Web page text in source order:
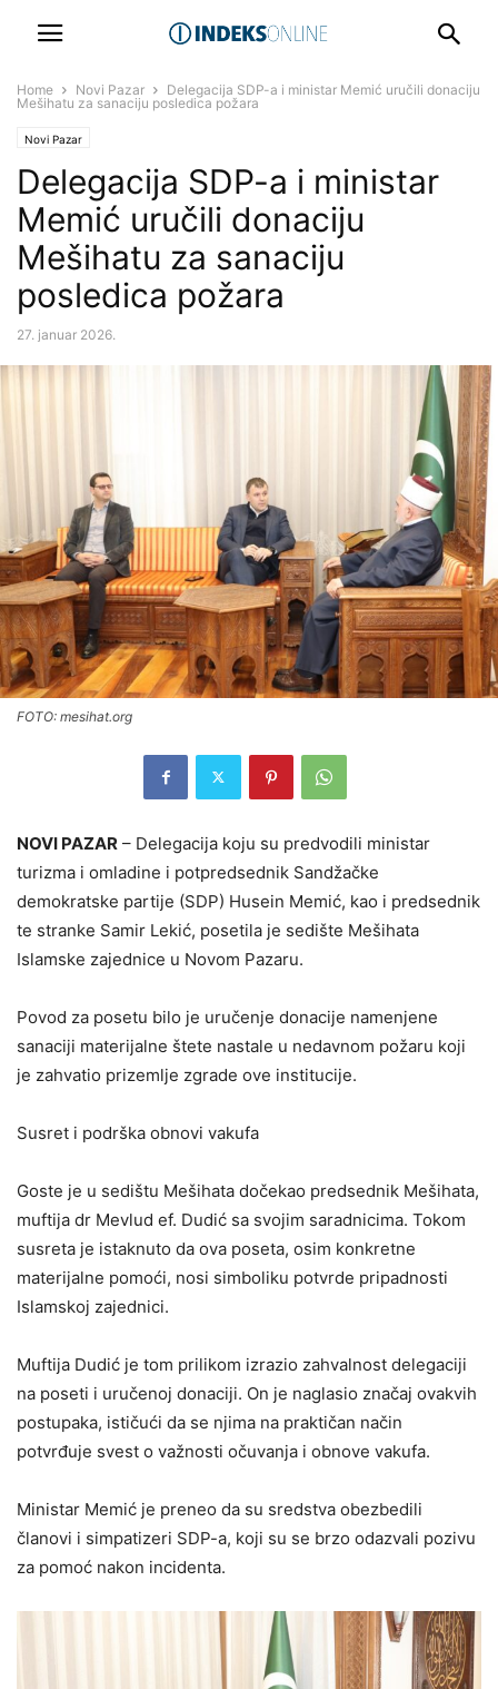
Home Novi Pazar
Delegacija SDP-a i ministar Memić uručili donaciju
Mešihatu za sanaciju posledica požara
Novi Pazar
Delegacija SDP-a i ministar
Memić uručili donaciju
Mešihatu za sanaciju
posledica požara
27. januar 2026.
FOTO: mesihat.org
NOVI PAZAR – Delegacija koju su predvodili ministar
turizma i omladine i potpredsednik Sandžačke
demokratske partije (SDP) Husein Memić, kao i predsednik
te stranke Samir Lekić, posetila je sedište Mešihata
Islamske zajednice u Novom Pazaru.
Povod za posetu bilo je uručenje donacije namenjene
sanaciji materijalne štete nastale u nedavnom požaru koji
je zahvatio prizemlje zgrade ove institucije.
Susret i podrška obnovi vakufa
Goste je u sedištu Mešihata dočekao predsednik Mešihata,
muftija dr Mevlud ef. Dudić sa svojim saradnicima. Tokom
susreta je istaknuto da ova poseta, osim konkretne
materijalne pomoći, nosi simboliku potvrde pripadnosti
Islamskoj zajednici.
Muftija Dudić je tom prilikom izrazio zahvalnost delegaciji
na poseti i uručenoj donaciji. On je naglasio značaj ovakvih
postupaka, ističući da se njima na praktičan način
potvrđuje svest o važnosti očuvanja i obnove vakufa.
Ministar Memić je preneo da su sredstva obezbedili
članovi i simpatizeri SDP-a, koji su se brzo odazvali pozivu
za pomoć nakon incidenta.